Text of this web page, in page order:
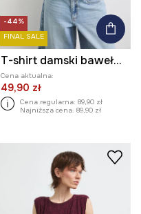
-44%
FINAL SALE
T-shirt damski bawełniany z elastanem z motywem roślinnym
Cena aktualna:
49,90 zł
Cena regularna: 89,90 zł
Najniższa cena: 89,90 zł